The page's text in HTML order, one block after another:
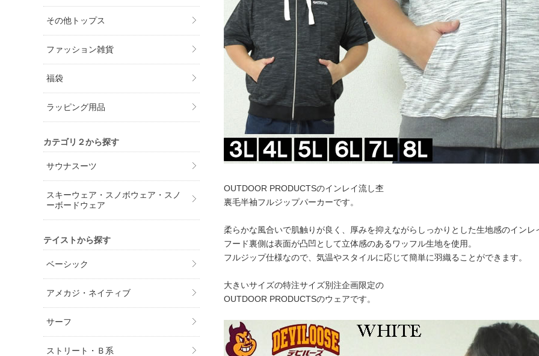
OUTDOOR PRODUCTSのインレイ流し杢
裏毛半袖フルジップパーカーです。
柔らかな風合いで肌触りが良く、厚みを抑えながらしっかりとした生地感のインレ
フード裏側は表面が凸凹として立体感のあるワッフル生地を使用。
フルジップ仕様なので、気温やスタイルに応じて簡単に羽織ることができます。
大きいサイズの特注サイズ別注企画限定の
OUTDOOR PRODUCTSのウェアです。
その他トップス
ファッション雑貨
福袋
ラッピング用品
カテゴリ２から探す
サウナスーツ
スキーウェア・スノボウェア・スノ
ーボードウェア
テイストから探す
ベーシック
アメカジ・ネイティブ
サーフ
ストリート・Ｂ系